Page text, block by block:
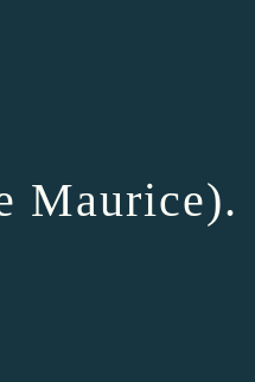
Maurice).